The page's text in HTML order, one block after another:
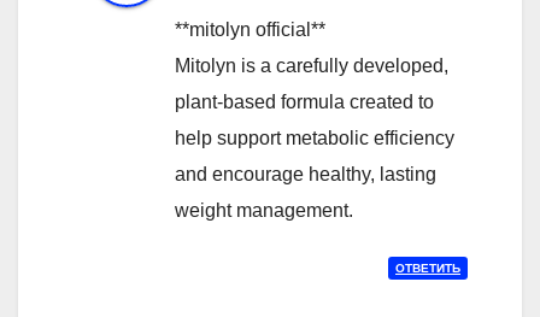
**mitolyn official**
Mitolyn is a carefully developed,
plant-based formula created to
help support metabolic efficiency
and encourage healthy, lasting
weight management.
ОТВЕТИТЬ